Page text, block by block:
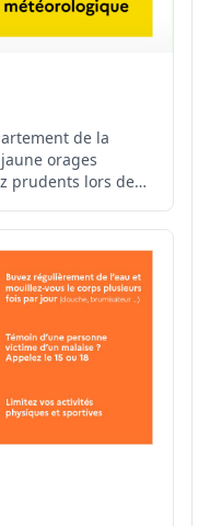
de la
orages
✅ Mettez à
✅ Ne vous